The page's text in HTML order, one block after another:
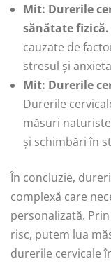
Mit: Durerile
sănătate fizică.
cauzate de
stresul și
Mit: Durerile
Durerile
măsuri
și schimbări în
În concluzie,
complexă care
personalizată.
risc, putem lua
durerile cervicale